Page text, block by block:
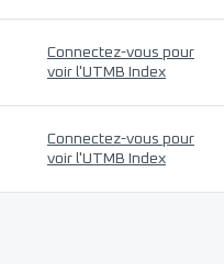
Connectez-vous pour
voir l'UTMB Index
Connectez-vous pour
voir l'UTMB Index